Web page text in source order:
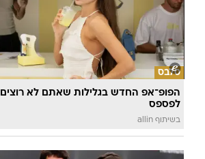
סלבס
הפופ־אפ החדש בגלילות שאתם לא רוצים
לפספס
בשיתוף allin